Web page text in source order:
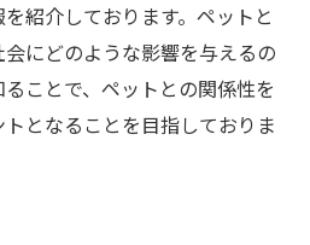
紹介しております。ペットと
にどのような影響を与えるの
ことで、ペットとの関係性を
となることを目指しておりま